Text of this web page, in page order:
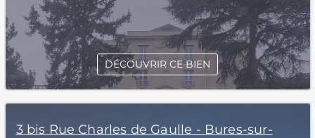
DÉCOUVRIR CE BIEN
3 bis Rue Charles de Gaulle - Bures-sur-